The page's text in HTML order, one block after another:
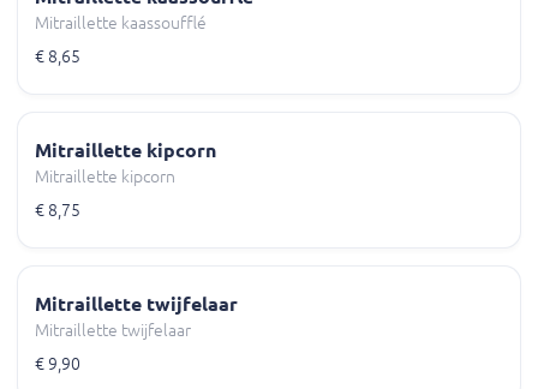
Mitraillette kaassoufflé
€ 8,65
Mitraillette kipcorn
Mitraillette kipcorn
€ 8,75
Mitraillette twijfelaar
Mitraillette twijfelaar
€ 9,90